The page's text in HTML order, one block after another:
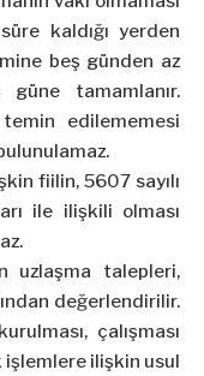
kaldığı yerden
beş günden az
tamamlanır.
edilememesi
fiilin, 5607 sayılı
ile ilişkili olması
uzlaşma talepleri,
değerlendirilir.
çalışması
işlemlere ilişkin usul